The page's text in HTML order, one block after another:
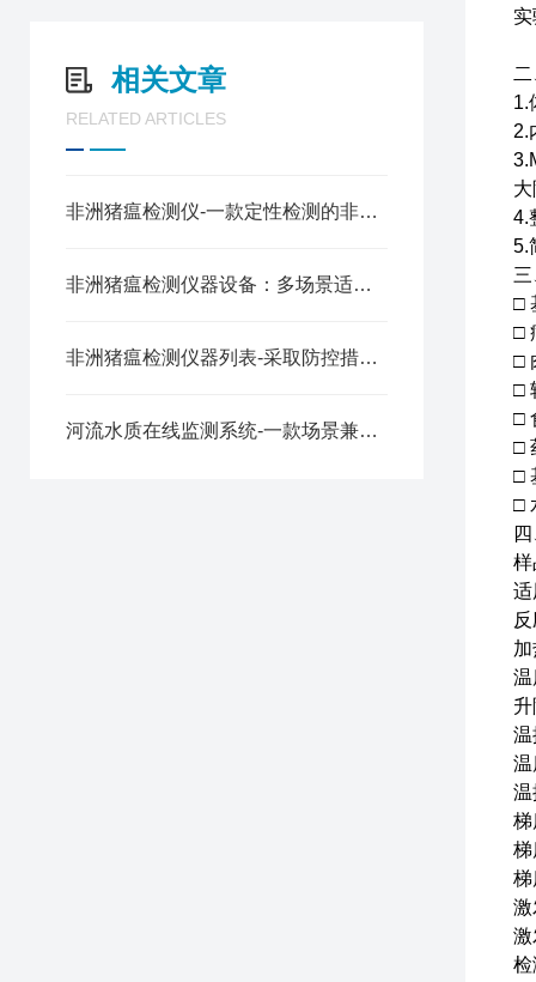
相关文章
RELATED ARTICLES
非洲猪瘟检测仪-一款定性检测的非洲猪瘟场地检测仪器2024全+境+派+送
非洲猪瘟检测仪器设备：多场景适配，守护养殖与食品安全
非洲猪瘟检测仪器列表-采取防控措施的猪瘟检测价格是多少2024全+境+派+送
河流水质在线监测系统-一款场景兼容的水质监测微型站2025全+境+派+送
1.
2.
4.
5.
□
□
□
□
□
□
□
□
样
适
温
温
温
梯
梯
梯
激
激
检